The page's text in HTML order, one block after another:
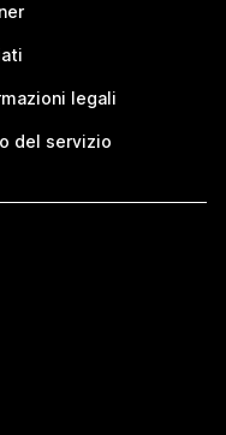
legali
del servizio